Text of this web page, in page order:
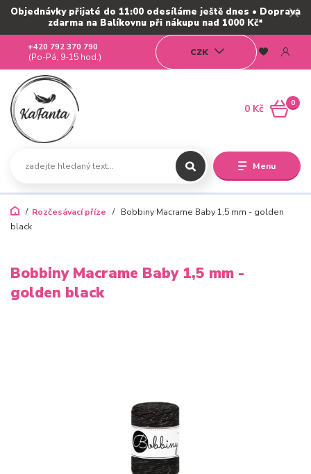
Objednávky přijaté do 11:00 odesíláme ještě dnes • Doprava
zdarma na Balíkovnu při nákupu nad 1000 Kč*
Menu
CZK
+420 792 370 790
(Po-Pá, 9-15 hod.)
0
0 Kč
Rozčesávací příze
Bobbiny Macrame Baby 1,5 mm - golden
black
Bobbiny Macrame Baby 1,5 mm -
golden black